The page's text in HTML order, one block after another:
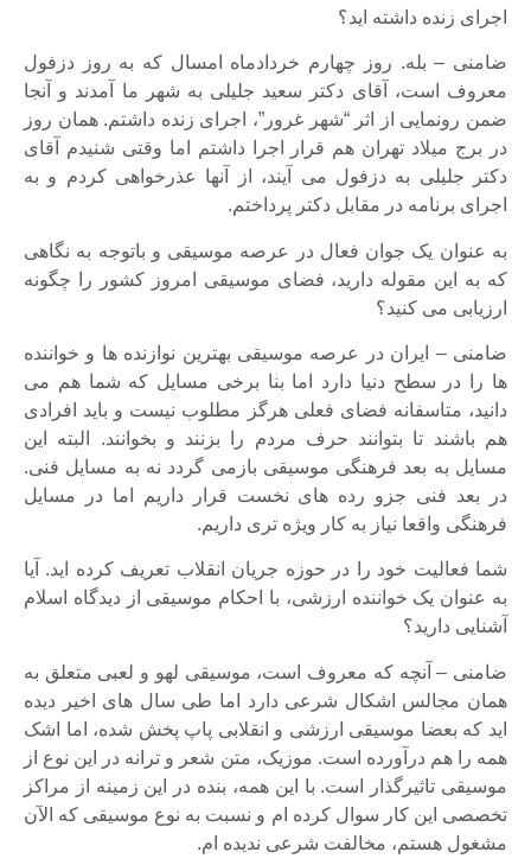
اجرای زنده داشته اید؟
ضامنی – بله. روز چهارم خردادماه امسال که به روز دزفول
معروف است، آقای دکتر سعید جلیلی به شهر ما آمدند و آنجا
ضمن رونمایی از اثر “شهر غرور”، اجرای زنده داشتم. همان روز
در برج میلاد تهران هم قرار اجرا داشتم اما وقتی شنیدم آقای
دکتر جلیلی به دزفول می آیند، از آنها عذرخواهی کردم و به
اجرای برنامه در مقابل دکتر پرداختم.
به عنوان یک جوان فعال در عرصه موسیقی و باتوجه به نگاهی
که به این مقوله دارید، فضای موسیقی امروز کشور را چگونه
ارزیابی می کنید؟
ضامنی – ایران در عرصه موسیقی بهترین نوازنده ها و خواننده
ها را در سطح دنیا دارد اما بنا برخی مسایل که شما هم می
دانید، متاسفانه فضای فعلی هرگز مطلوب نیست و باید افرادی
هم باشند تا بتوانند حرف مردم را بزنند و بخوانند. البته این
مسایل به بعد فرهنگی موسیقی بازمی گردد نه به مسایل فنی.
در بعد فنی جزو رده های نخست قرار داریم اما در مسایل
فرهنگی واقعا نیاز به کار ویژه تری داریم.
شما فعالیت خود را در حوزه جریان انقلاب تعریف کرده اید. آیا
به عنوان یک خواننده ارزشی، با احکام موسیقی از دیدگاه اسلام
آشنایی دارید؟
ضامنی – آنچه که معروف است، موسیقی لهو و لعبی متعلق به
همان مجالس اشکال شرعی دارد اما طی سال های اخیر دیده
اید که بعضا موسیقی ارزشی و انقلابی پاپ پخش شده، اما اشک
همه را هم درآورده است. موزیک، متن شعر و ترانه در این نوع از
موسیقی تاثیرگذار است. با این همه، بنده در این زمینه از مراکز
تخصصی این کار سوال کرده ام و نسبت به نوع موسیقی که الآن
مشغول هستم، مخالفت شرعی ندیده ام.